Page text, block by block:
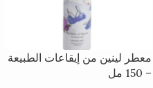
معطر لينين من إيقاعات الطبيعة
– 150 مل